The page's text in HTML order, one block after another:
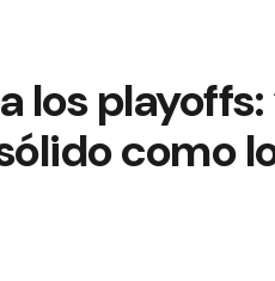
los
como